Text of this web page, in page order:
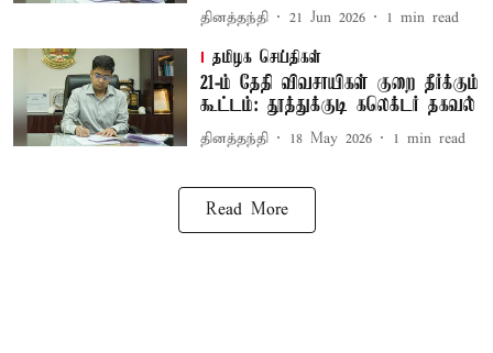
தினத்தந்தி 21 Jun 2026 1 min read
தமிழக செய்திகள்
21-ம் தேதி விவசாயிகள் குறை தீர்க்கும்
கூட்டம்: தூத்துக்குடி கலெக்டர் தகவல்
தினத்தந்தி 18 May 2026 1 min read
Read More